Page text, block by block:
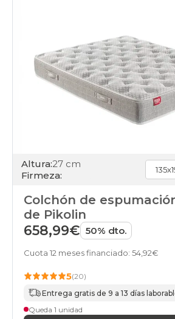
Altura:27 cm
Firmeza:
Colchón de
de Pikolin
658,99€ 50% dto.
Cuota 12 meses financiado: 54,92€
5(20)
Entrega gratis de 9 a 13 días
Queda 1 unidad